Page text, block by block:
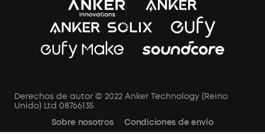
Derechos de autor © 2022 Anker Technology (Reino
Unido) Ltd 08766135
Sobre nosotros
Condiciones de envío